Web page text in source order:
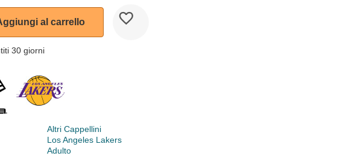
al carrello
30 giorni
Altri Cappellini
Los Angeles Lakers
Adulto